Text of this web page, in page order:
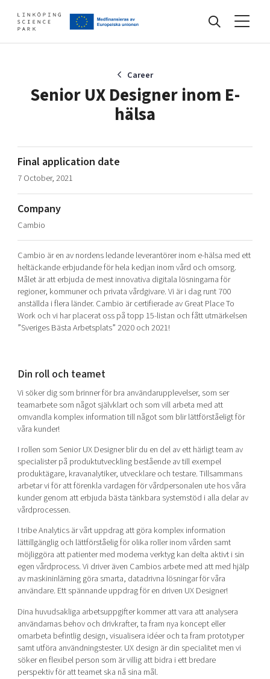
Find your network
Artificial intelligence
Cybersecurity
Internet of Things
Manufacturing industries
Global talent
Visual technologies
Shaping cities and regions
Bright East
Current offers and activities
Develop your company
Upgrade your skills & master new ones
Tech startups
Upscaling
Talent & skills
Startup & industry collaboration
Funding opportunities
About
Our story, mission & vision
Our community of companies
Projects
Publications
Project toolbox
Reach out to us
Locations
40 years anniversary
Today's lunch in Mjärdevi
Career
Senior UX Designer inom E-
hälsa
Final application date
7 October, 2021
Company
Cambio
Cambio är en av nordens ledande leverantörer inom e-hälsa med ett
heltäckande erbjudande för hela kedjan inom vård och omsorg.
Målet är att erbjuda de mest innovativa digitala lösningarna för
regioner, kommuner och privata vårdgivare. Vi är i dag runt 700
anställda i flera länder. Cambio är certifierade av Great Place To
Work och vi har placerat oss på topp 15-listan och fått utmärkelsen
”Sveriges Bästa Arbetsplats” 2020 och 2021!
Din roll och teamet
Vi söker dig som brinner för bra användarupplevelser, som ser
teamarbete som något självklart och som vill arbeta med att
omvandla komplex information till något som blir lättförståeligt för
våra kunder!
I rollen som Senior UX Designer blir du en del av ett härligt team av
specialister på produktutveckling bestående av till exempel
produktägare, kravanalytiker, utvecklare och testare. Tillsammans
arbetar vi för att förenkla vardagen för vårdpersonalen ute hos våra
kunder genom att erbjuda bästa tänkbara systemstöd i alla delar av
vårdprocessen.
I tribe Analytics är vårt uppdrag att göra komplex information
lättillgänglig och lättförståelig för olika roller inom vården samt
möjliggöra att patienter med moderna verktyg kan delta aktivt i sin
egen vårdprocess. Vi driver även Cambios arbete med att med hjälp
av maskininlärning göra smarta, datadrivna lösningar för våra
användare. Ett spännande uppdrag för en driven UX Designer!
Dina huvudsakliga arbetsuppgifter kommer att vara att analysera
användarnas behov och drivkrafter, ta fram nya koncept eller
omarbeta befintlig design, visualisera idéer och ta fram prototyper
samt utföra användningstester. UX design är din specialitet men vi
söker en flexibel person som är villig att bidra i ett bredare
perspektiv för att teamet ska nå sina mål.